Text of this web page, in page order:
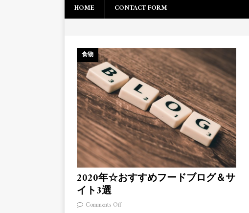
HOME CONTACT FORM
2020年☆おすすめフードブログ＆サ
イト3選
食物
Comments Off